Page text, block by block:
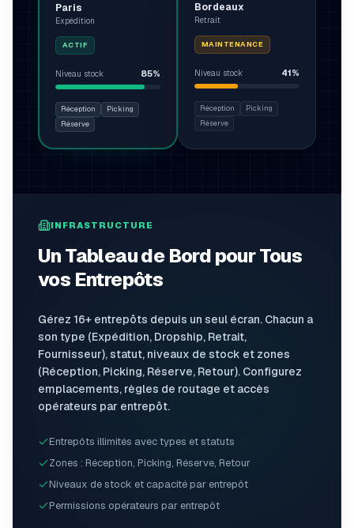
INFRASTRUCTURE
Un Tableau de Bord pour Tous
vos Entrepôts
Gérez 16+ entrepôts depuis un seul écran. Chacun a
son type (Expédition, Dropship, Retrait,
Fournisseur), statut, niveaux de stock et zones
(Réception, Picking, Réserve, Retour). Configurez
emplacements, règles de routage et accès
opérateurs par entrepôt.
Entrepôts illimités avec types et statuts
Zones : Réception, Picking, Réserve, Retour
Niveaux de stock et capacité par entrepôt
Permissions opérateurs par entrepôt
Paris
Expédition
ACTIF
Niveau stock 85%
Réception
Picking
Réserve
Bordeaux
Retrait
MAINTENANCE
Niveau stock 41%
Réception
Picking
Réserve